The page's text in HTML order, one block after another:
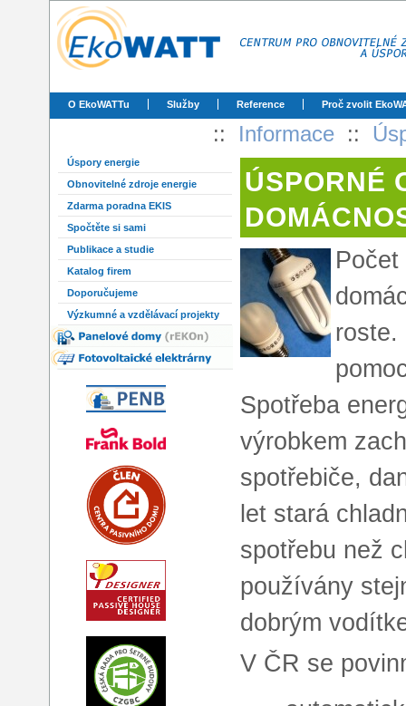
O EkoWATTu Služby Reference Proč zvolit
:: Informace ::
Úspory energie
Obnovitelné zdroje energie
Zdarma poradna EKIS
Spočtěte si sami
Publikace a studie
Katalog firem
Doporučujeme
Výzkumné a vzdělávací projekty
ÚSPORNÉ
roste.
Spotřeba
výrobkem
spotřebiče,
let stará
spotřebu než
používány
dobrým
V ČR se